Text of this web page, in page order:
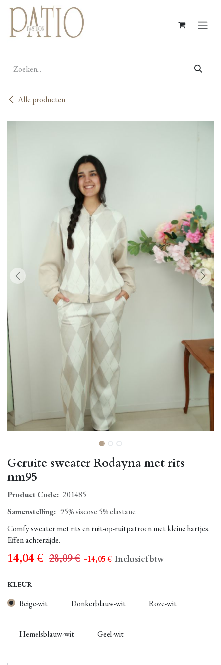
Overslaan naar inhoud
Alle producten
Geruite sweater Rodayna met rits
nm95
Product Code: 201485
Samenstelling: 95% viscose 5% elastane
Comfy sweater met rits en ruit-op-ruitpatroon met kleine hartjes.
Effen achterzijde.
14,04 € 28,09€ - 14,05€ Inclusief btw
KLEUR
Beige-wit Donkerblauw-wit Roze-wit
Hemelsblauw-wit Geel-wit